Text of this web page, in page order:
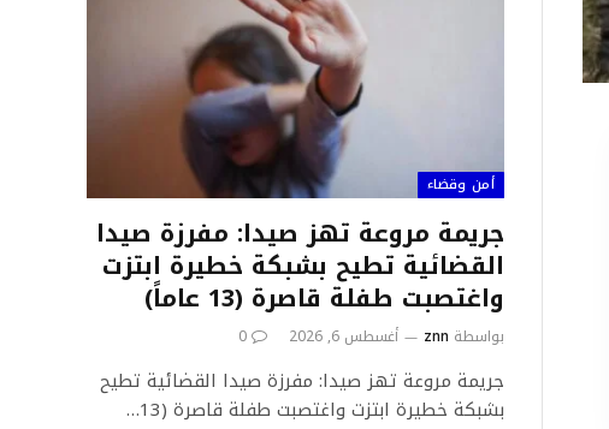
أمن وقضاء
جريمة مروعة تهز صيدا: مفرزة صيدا
القضائية تطيح بشبكة خطيرة ابتزت
واغتصبت طفلة قاصرة (13 عاماً)
بواسطة znn أغسطس 6, 2026 0
جريمة مروعة تهز صيدا: مفرزة صيدا القضائية تطيح
بشبكة خطيرة ابتزت واغتصبت طفلة قاصرة (13…